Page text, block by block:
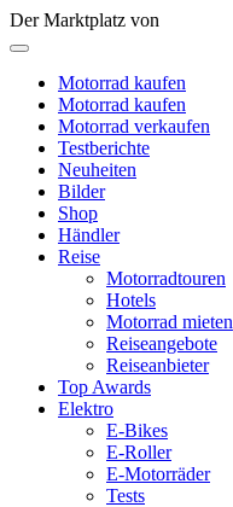
Der Marktplatz von
Motorrad kaufen
Motorrad kaufen
Motorrad verkaufen
Testberichte
Neuheiten
Bilder
Shop
Händler
Reise
Motorradtouren
Hotels
Motorrad mieten
Reiseangebote
Reiseanbieter
Top Awards
Elektro
E-Bikes
E-Roller
E-Motorräder
Tests